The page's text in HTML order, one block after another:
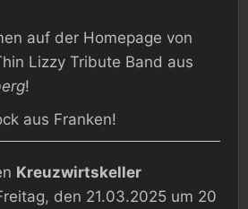
auf der Homepage von
Lizzy Tribute Band aus
!
aus Franken!
Kreuzwirtskeller
den 21.03.2025 um 20